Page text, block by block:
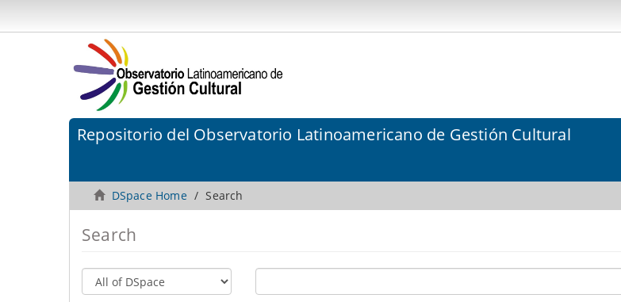
Repositorio del Observatorio Latinoamericano de Gestión Cultural
DSpace Home Search
Search